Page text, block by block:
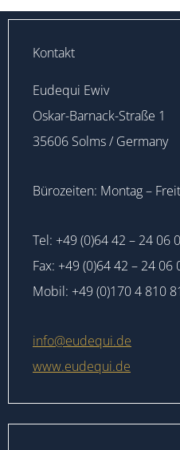
Kontakt
Eudequi Ewiv
Oskar-Barnack-Straße 1
35606 Solms / Germany
Bürozeiten: Montag –
Tel: +49 (0)64 42 – 24 06
Fax: +49 (0)64 42 – 24 06
Mobil: +49 (0)170 4 810
info@eudequi.de
www.eudequi.de